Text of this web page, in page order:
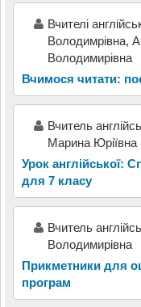
Вчителі
Володимрівна,
Володимирівна
Вчимося читати:
Вчитель
Марина Юріївна
Урок англійської:
для 7 класу
Вчитель
Володимирівна
Прикметники для
програм